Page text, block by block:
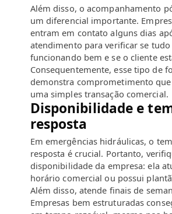
Além disso, o acompanhamento
um diferencial importante.
entram em contato alguns dias
atendimento para verificar se
funcionando bem e se o cliente
Consequentemente, esse tipo de
demonstra comprometimento
uma simples transação comercial.
Disponibilidade e
resposta
Em emergências hidráulicas, o
resposta é crucial. Portanto,
disponibilidade da empresa: ela
horário comercial ou possui
Além disso, atende finais de
Empresas bem estruturadas